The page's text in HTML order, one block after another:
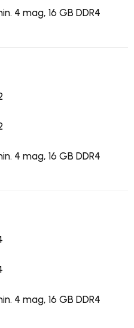
4 mag, 16 GB DDR4
4 mag, 16 GB DDR4
4 mag, 16 GB DDR4